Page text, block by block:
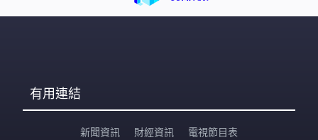
有用連結
新聞資訊 財經資訊 電視節目表